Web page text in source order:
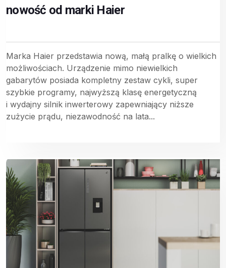
nowość od marki Haier
Marka Haier przedstawia nową, małą pralkę o wielkich
możliwościach. Urządzenie mimo niewielkich
gabarytów posiada kompletny zestaw cykli, super
szybkie programy, najwyższą klasę energetyczną
i wydajny silnik inwerterowy zapewniający niższe
zużycie prądu, niezawodność na lata...